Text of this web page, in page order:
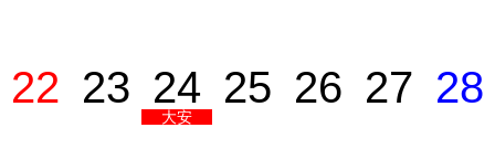
22 23 24
大安
25 26 27 28